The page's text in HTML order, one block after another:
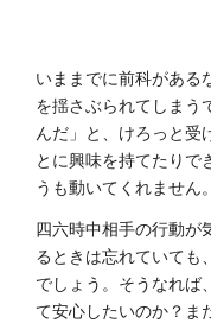
いままでに前科がある
を揺さぶられてしまう
んだ」と、けろっと受
とに興味を持てたりで
うも動いてくれません。
四六時中相手の行動が
るときは忘れていても
でしょう。そうなれば
て安心したいのか？ま